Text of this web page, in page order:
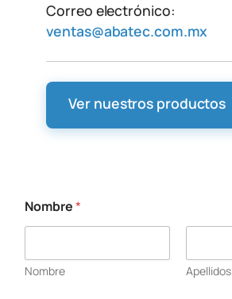
Correo electrónico:
ventas@abatec.com.mx
Ver nuestros productos
Nombre*
Nombre Apellidos